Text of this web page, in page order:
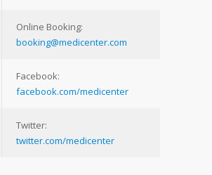
Online Booking:
booking@medicenter.com
Facebook:
facebook.com/medicenter
Twitter:
twitter.com/medicenter